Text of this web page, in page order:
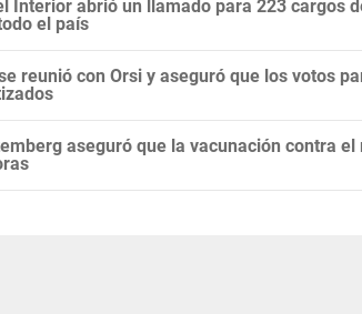
Interior abrió un llamado para 223 cargos
el país
reunió con Orsi y aseguró que los votos
aseguró que la vacunación contra